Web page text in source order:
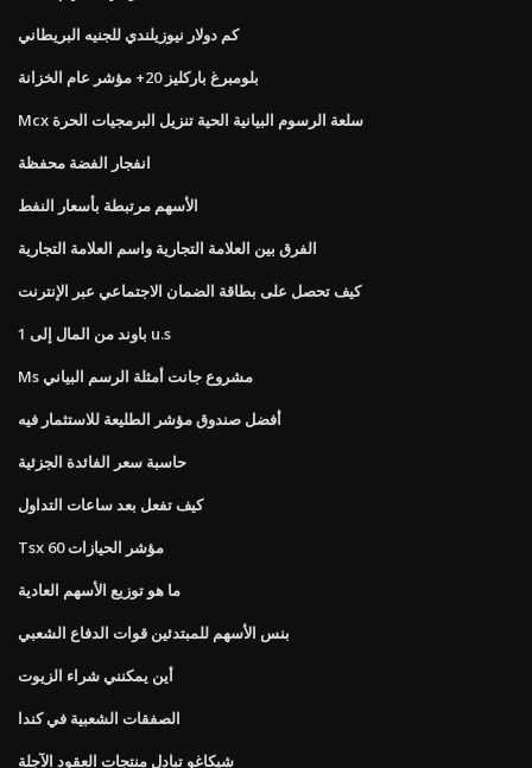
كم دولار نيوزيلندي للجنيه البريطاني
بلومبرغ باركليز 20+ مؤشر عام الخزانة
Mcx سلعة الرسوم البيانية الحية تنزيل البرمجيات الحرة
انفجار الفضة محفظة
الأسهم مرتبطة بأسعار النفط
الفرق بين العلامة التجارية واسم العلامة التجارية
كيف تحصل على بطاقة الضمان الاجتماعي عبر الإنترنت
1 باوند من المال إلى u.s
Ms مشروع جانت أمثلة الرسم البياني
أفضل صندوق مؤشر الطليعة للاستثمار فيه
حاسبة سعر الفائدة الجزئية
كيف تفعل بعد ساعات التداول
Tsx 60 مؤشر الحيازات
ما هو توزيع الأسهم العادية
بنس الأسهم للمبتدئين قوات الدفاع الشعبي
أين يمكنني شراء الزيوت
الصفقات الشعبية في كندا
شيكاغو تبادل منتجات العقود الآجلة